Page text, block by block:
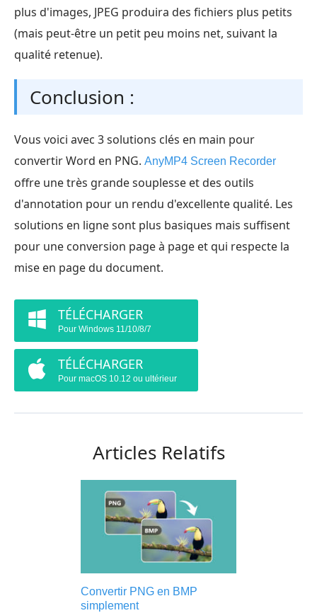
plus d'images, JPEG produira des fichiers plus petits
(mais peut-être un petit peu moins net, suivant la
qualité retenue).
Conclusion :
Vous voici avec 3 solutions clés en main pour
convertir Word en PNG. AnyMP4 Screen Recorder
offre une très grande souplesse et des outils
d'annotation pour un rendu d'excellente qualité. Les
solutions en ligne sont plus basiques mais suffisent
pour une conversion page à page et qui respecte la
mise en page du document.
TÉLÉCHARGER
Pour Windows 11/10/8/7
TÉLÉCHARGER
Pour macOS 10.12 ou ultérieur
Articles Relatifs
Convertir PNG en BMP
simplement